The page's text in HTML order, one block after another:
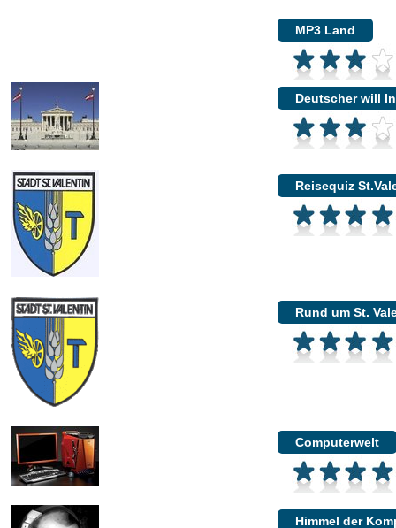
MP3 Land
Deutscher will
Reisequiz
Rund um St.
Computerwelt
Himmel der